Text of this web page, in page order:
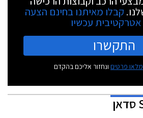
קבלו מאיתנו בחינם הצעה
אטרקטיבית עכשיו
התקשרו
מלאו פרטים ונחזור אליכם בהקדם